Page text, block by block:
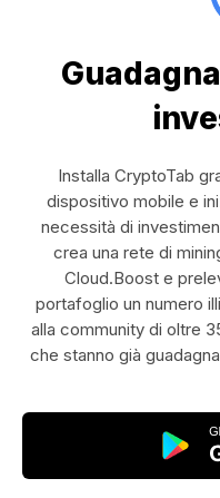
Installa CryptoTab
dispositivo mobile e
necessità di
crea una rete di
Cloud.Boost e
portafoglio un numero
alla community di oltre
che stanno già